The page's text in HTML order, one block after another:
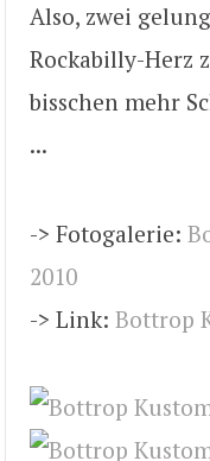
Also, zwei
Rockabilly-Herz
bisschen mehr
...
-> Fotogalerie:
2010
-> Link: Bottrop